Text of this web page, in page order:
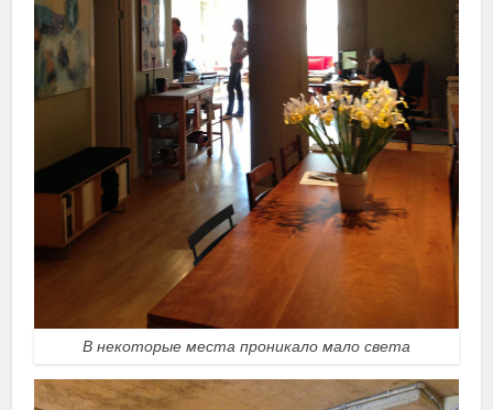
В некоторые места проникало мало света